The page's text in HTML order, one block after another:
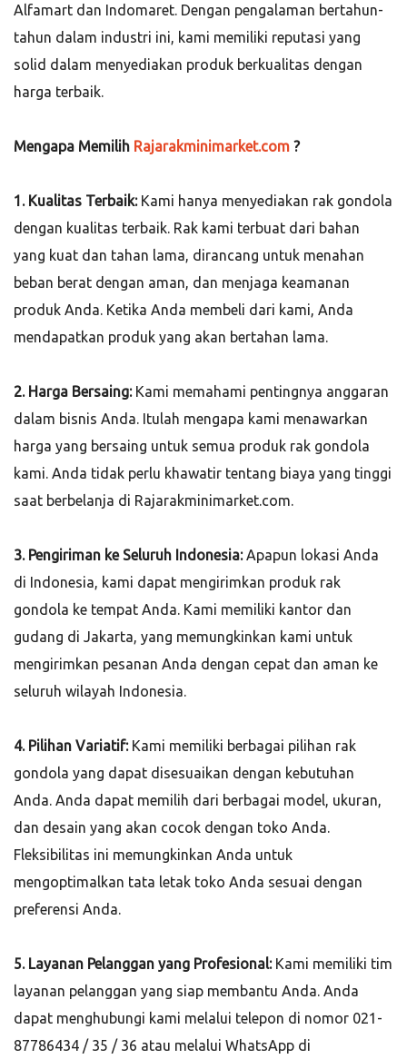
Alfamart dan Indomaret. Dengan pengalaman bertahun-
tahun dalam industri ini, kami memiliki reputasi yang
solid dalam menyediakan produk berkualitas dengan
harga terbaik.
Mengapa Memilih Rajarakminimarket.com ?
1. Kualitas Terbaik:Kami hanya menyediakan rak gondola
dengan kualitas terbaik. Rak kami terbuat dari bahan
yang kuat dan tahan lama, dirancang untuk menahan
beban berat dengan aman, dan menjaga keamanan
produk Anda. Ketika Anda membeli dari kami, Anda
mendapatkan produk yang akan bertahan lama.
2. Harga Bersaing:Kami memahami pentingnya anggaran
dalam bisnis Anda. Itulah mengapa kami menawarkan
harga yang bersaing untuk semua produk rak gondola
kami. Anda tidak perlu khawatir tentang biaya yang tinggi
saat berbelanja di Rajarakminimarket.com.
3. Pengiriman ke Seluruh Indonesia:Apapun lokasi Anda
di Indonesia, kami dapat mengirimkan produk rak
gondola ke tempat Anda. Kami memiliki kantor dan
gudang di Jakarta, yang memungkinkan kami untuk
mengirimkan pesanan Anda dengan cepat dan aman ke
seluruh wilayah Indonesia.
4. Pilihan Variatif:Kami memiliki berbagai pilihan rak
gondola yang dapat disesuaikan dengan kebutuhan
Anda. Anda dapat memilih dari berbagai model, ukuran,
dan desain yang akan cocok dengan toko Anda.
Fleksibilitas ini memungkinkan Anda untuk
mengoptimalkan tata letak toko Anda sesuai dengan
preferensi Anda.
5. Layanan Pelanggan yang Profesional:Kami memiliki tim
layanan pelanggan yang siap membantu Anda. Anda
dapat menghubungi kami melalui telepon di nomor 021-
87786434 / 35 / 36 atau melalui WhatsApp di